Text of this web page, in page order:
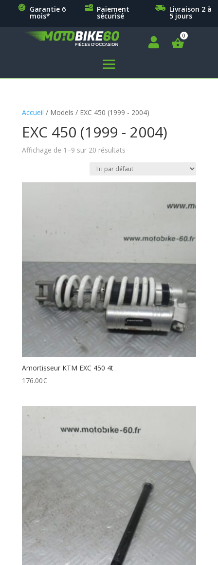
Garantie 6
mois*
Paiement
sécurisé
Livraison 2 à
5 jours

a
Accueil / Models / EXC 450 (1999 - 2004)
EXC 450 (1999 - 2004)
Affichage de 1–9 sur 20 résultats
Amortisseur KTM EXC 450 4t
176.00€